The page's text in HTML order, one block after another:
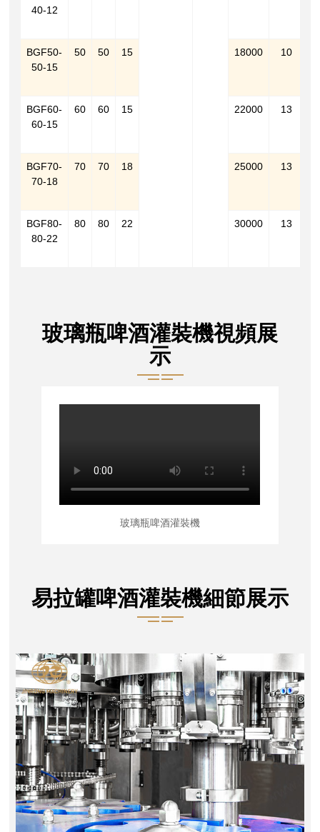
40-12
BGF50-
50-15
50 50 15 18000 10
BGF60-
60-15
60 60 15 22000 13
BGF70-
70-18
70 70 18 25000 13
BGF80-
80-22
80 80 22 30000 13
玻璃瓶啤酒灌裝機視頻展
示
玻璃瓶啤酒灌裝機
易拉罐啤酒灌裝機細節展示